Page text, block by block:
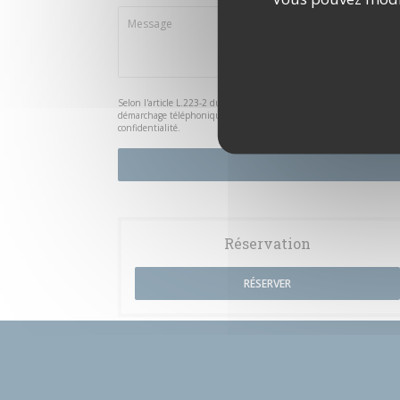
Selon l'article L.223-2 du code de la consommation, il est rappelé
démarchage téléphonique Bloctel :
. Pour plus
confidentialité.
Réservation
RÉSERVER